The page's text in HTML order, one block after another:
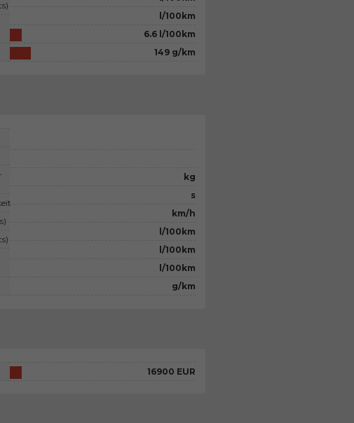
l/100km
6.6 l/100km
149 g/km
kg
s
km/h
l/100km
l/100km
l/100km
g/km
16900 EUR